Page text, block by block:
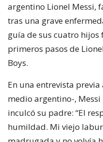
argentino Lionel Messi,
tras una grave
guía de sus cuatro hijos
primeros pasos de
Boys.
En una entrevista
medio argentino-,
inculcó su padre: “El
humildad. Mi viejo